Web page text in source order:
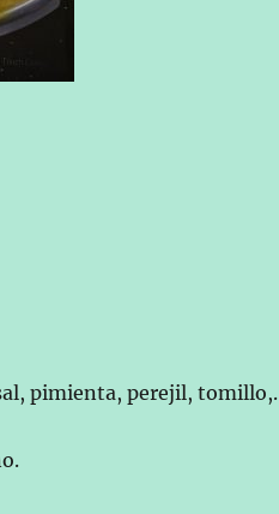
pimienta, perejil,